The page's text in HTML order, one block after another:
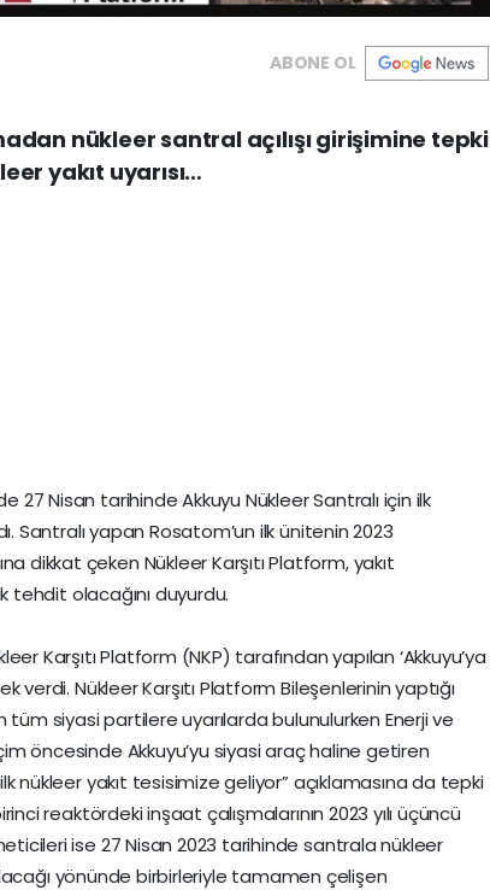
ABONE OL
nükleer santral açılışı girişimine tepki
yakıt uyarısı…
27 Nisan tarihinde Akkuyu Nükleer Santralı için ilk
Santralı yapan Rosatom’un ilk ünitenin 2023
dikkat çeken Nükleer Karşıtı Platform, yakıt
tehdit olacağını duyurdu.
Karşıtı Platform (NKP) tarafından yapılan ‘Akkuyu’ya
verdi. Nükleer Karşıtı Platform Bileşenlerinin yaptığı
siyasi partilere uyarılarda bulunulurken Enerji ve
öncesinde Akkuyu’yu siyasi araç haline getiren
nükleer yakıt tesisimize geliyor” açıklamasına da tepki
reaktördeki inşaat çalışmalarının 2023 yılı üçüncü
ise 27 Nisan 2023 tarihinde santrala nükleer
yönünde birbirleriyle tamamen çelişen